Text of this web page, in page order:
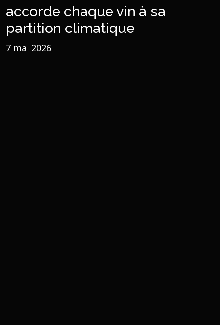
accorde chaque vin à sa
partition climatique
7 mai 2026